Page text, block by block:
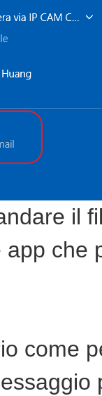
il
che
come